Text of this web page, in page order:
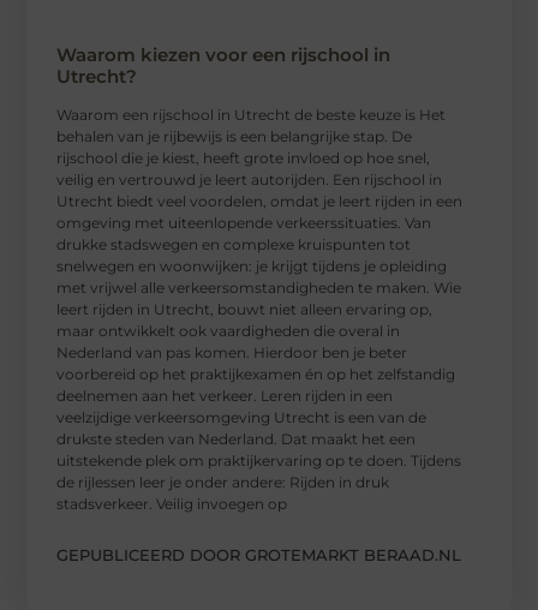
Waarom kiezen voor een rijschool in
Utrecht?
Waarom een ​​rijschool in Utrecht de beste keuze is Het
behalen van je rijbewijs is een belangrijke stap. De
rijschool die je kiest, heeft grote invloed op hoe snel,
veilig en vertrouwd je leert autorijden. Een rijschool in
Utrecht biedt veel voordelen, omdat je leert rijden in een
omgeving met uiteenlopende verkeerssituaties. Van
drukke stadswegen en complexe kruispunten tot
snelwegen en woonwijken: je krijgt tijdens je opleiding
met vrijwel alle verkeersomstandigheden te maken. Wie
leert rijden in Utrecht, bouwt niet alleen ervaring op,
maar ontwikkelt ook vaardigheden die overal in
Nederland van pas komen. Hierdoor ben je beter
voorbereid op het praktijkexamen én op het zelfstandig
deelnemen aan het verkeer. Leren rijden in een
veelzijdige verkeersomgeving Utrecht is een van de
drukste steden van Nederland. Dat maakt het een
uitstekende plek om praktijkervaring op te doen. Tijdens
de rijlessen leer je onder andere: Rijden in druk
stadsverkeer. Veilig invoegen op
GEPUBLICEERD DOOR GROTEMARKT BERAAD.NL